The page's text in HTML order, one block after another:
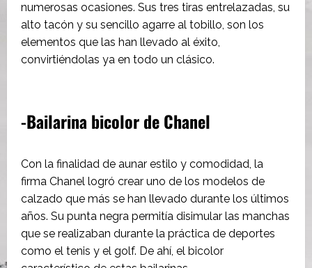
numerosas ocasiones. Sus tres tiras entrelazadas, su
alto tacón y su sencillo agarre al tobillo, son los
elementos que las han llevado al éxito,
convirtiéndolas ya en todo un clásico.
-Bailarina bicolor de Chanel
Con la finalidad de aunar estilo y comodidad, la
firma Chanel logró crear uno de los modelos de
calzado que más se han llevado durante los últimos
años. Su punta negra permitía disimular las manchas
que se realizaban durante la práctica de deportes
como el tenis y el golf. De ahí, el bicolor